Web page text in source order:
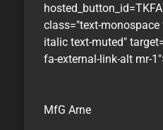
class="text-
italic text-muted"
fa-external-link-alt mr-
MfG Arne